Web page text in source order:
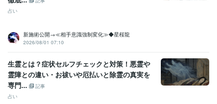
占い
新施術公開→≪相手意識強制変化≫◆星桜龍
2026/08/01 07:10
生霊とは？症状セルフチェックと対策！悪霊や
霊障との違い・お祓いや厄払いと除霊の真実を
専門...
記事
占い